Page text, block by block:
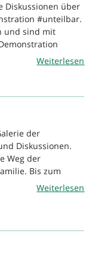
Diskussionen über
#unteilbar.
und sind mit
Weiterlesen
der
Diskussionen.
Weg der
Bis zum
Weiterlesen